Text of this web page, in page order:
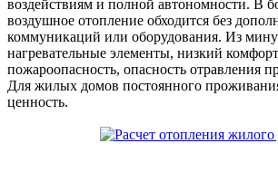
воздействиям и полной автономности. В
воздушное отопление обходится без
коммуникаций или оборудования. Из
нагревательные элементы, низкий
пожароопасность, опасность отравления
Для жилых домов постоянного
ценность.